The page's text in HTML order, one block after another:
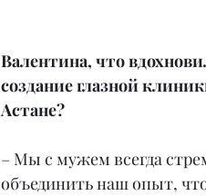
Валентина, что
создание глазной
Астане?
– Мы с мужем всегда
объединить наш опыт,